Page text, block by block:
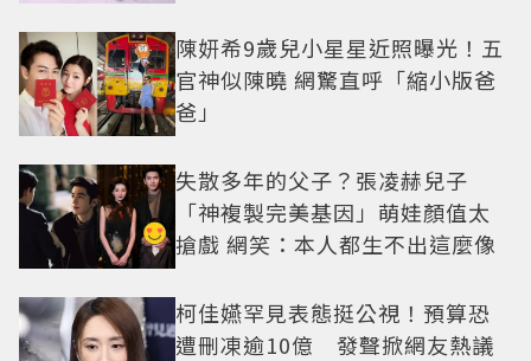
陳妍希9歲兒小星星近照曝光！五
官神似陳曉 網驚直呼「縮小版爸
爸」
失散多年的父子？張凌赫兒子
「神複製完美基因」萌娃顏值太
搶戲 網笑：本人都生不出這麼像
柯佳嬿罕見表態挺公視！預算恐
遭刪凍逾10億 發聲掀網友熱議